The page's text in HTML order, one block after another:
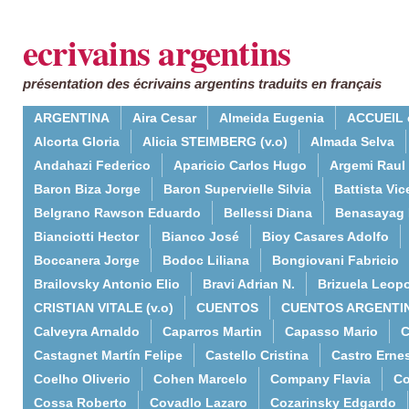
ecrivains argentins
présentation des écrivains argentins traduits en français
ARGENTINA Aira Cesar Almeida Eugenia
ACCUEIL
Alcorta Gloria
Alicia STEIMBERG (v.o)
Almada Selva
Andahazi Federico
Aparicio Carlos Hugo
Argemi Raul
Baron Biza Jorge
Baron Supervielle Silvia
Battista
Belgrano Rawson Eduardo
Bellessi Diana
Benasayag
Bianciotti Hector
Bianco José
Bioy Casares Adolfo
Boccanera Jorge
Bodoc Liliana
Bongiovani Fabricio
Brailovsky Antonio Elio
Bravi Adrian N.
Brizuela
CRISTIAN VITALE (v.o)
CUENTOS
CUENTOS
Calveyra Arnaldo
Caparros Martin Capasso Mario
Castagnet Martín Felipe
Castello Cristina
Castro
Coelho Oliverio
Cohen Marcelo Company Flavia
Cossa Roberto
Covadlo Lazaro Cozarinsky Edgardo